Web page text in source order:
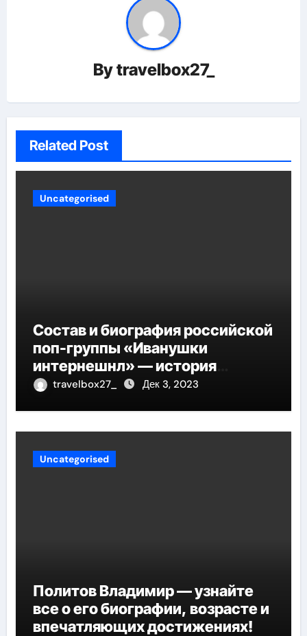
Bytravelbox27_
Related Post
Uncategorised
Состав и биография российской
поп-группы «Иванушки
интернешнл» — история
успеха, музыка и судьбы
travelbox27_ Дек 3, 2023
Uncategorised
Политов Владимир — узнайте
все о его биографии, возрасте и
впечатляющих достижениях!